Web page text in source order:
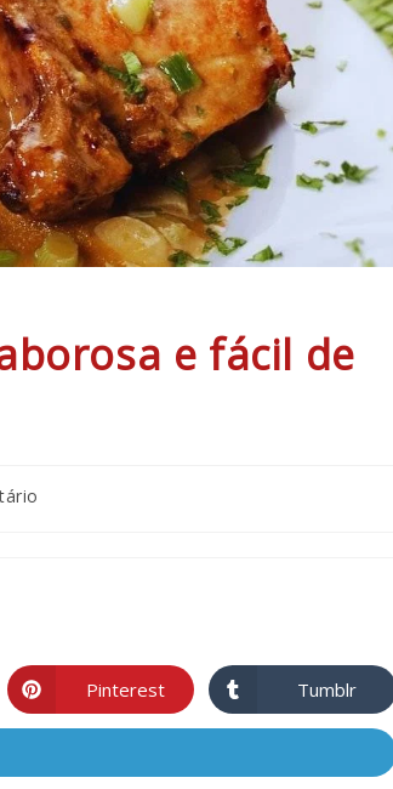
e fácil de
Abre
em
uma
Pinterest Abre
em
uma
Tumblr